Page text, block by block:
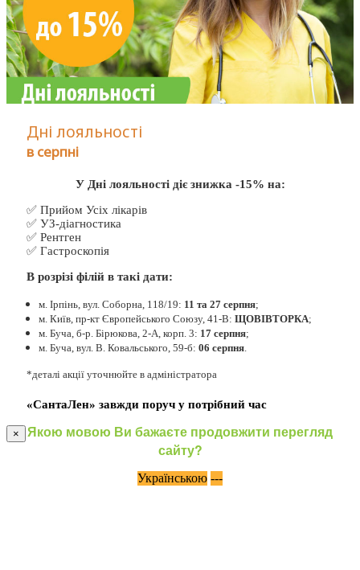
Дні лояльності
в серпні
У Дні лояльності діє знижка -15% на:
✅ Прийом Усіх лікарів
✅ УЗ-діагностика
✅ Рентген
✅ Гастроскопія
В розрізі філій в такі дати:
м. Ірпінь, вул. Соборна, 118/19: 11 та 27 серпня;
м. Київ, пр-кт Європейського Союзу, 41-В: ЩОВІВТОРКА;
м. Буча, б-р. Бірюкова, 2-А, корп. 3: 17 серпня;
м. Буча, вул. В. Ковальського, 59-б: 06 серпня
*деталі акції уточнюйте в адміністратора
«СантаЛен» завжди поруч у потрібний час
×
Якою мовою Ви бажаєте продовжити перегляд
сайту?
Українською ---